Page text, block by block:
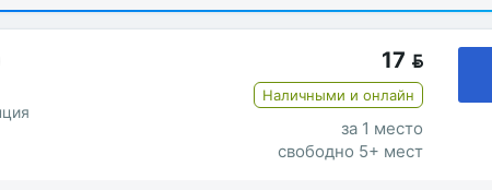
17 
Наличными и онлайн
за 1 место
свободно 5+ мест